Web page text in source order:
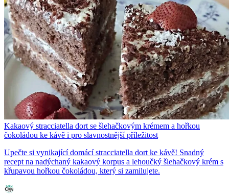
Kakaový stracciatella dort se šlehačkovým krémem a hořkou
čokoládou ke kávě i pro slavnostnější příležitost
Upečte si vynikající domácí stracciatella dort ke kávě! Snadný
recept na nadýchaný kakaový korpus a lehoučký šlehačkový krém s
křupavou hořkou čokoládou, který si zamilujete.